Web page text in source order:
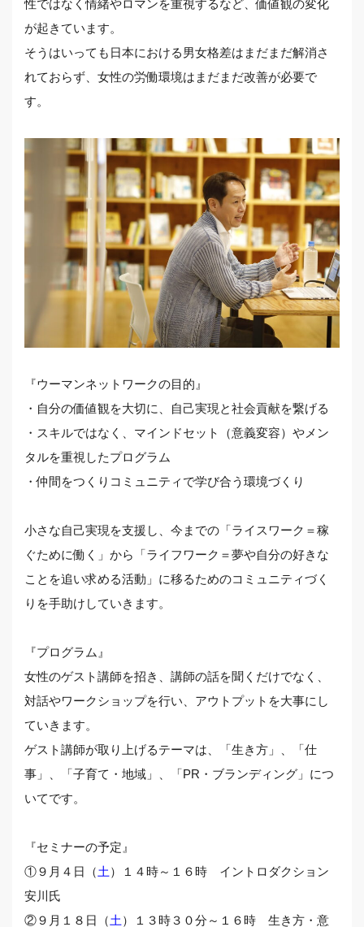
性ではなく情緒やロマンを重視するなど、価値観の変化
が起きています。
そうはいっても日本における男女格差はまだまだ解消さ
れておらず、女性の労働環境はまだまだ改善が必要で
す。
『ウーマンネットワークの目的』
・自分の価値観を大切に、自己実現と社会貢献を繋げる
・スキルではなく、マインドセット（意義変容）やメン
タルを重視したプログラム
・仲間をつくりコミュニティで学び合う環境づくり
小さな自己実現を支援し、今までの「ライスワーク＝稼
ぐために働く」から「ライフワーク＝夢や自分の好きな
ことを追い求める活動」に移るためのコミュニティづく
りを手助けしていきます。
『プログラム』
女性のゲスト講師を招き、講師の話を聞くだけでなく、
対話やワークショップを行い、アウトプットを大事にし
ていきます。
ゲスト講師が取り上げるテーマは、「生き方」、「仕
事」、「子育て・地域」、「PR・ブランディング」につ
いてです。
『セミナーの予定』
①９月４日（土 ）１４時～１６時 イントロダクション
安川氏
②９月１８日（土 ）１３時３０分～１６時 生き方・意